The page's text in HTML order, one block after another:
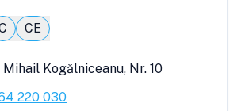
CE
Mihail Kogălniceanu, Nr. 10
220 030